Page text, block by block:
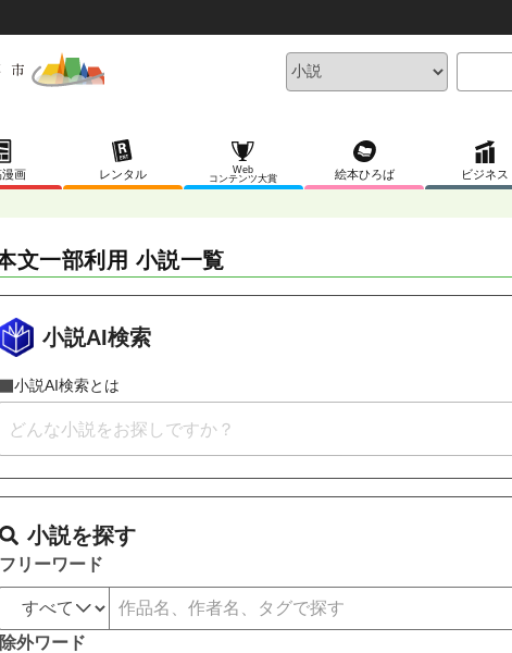
画 レンタル
Web
コンテンツ大賞
絵本ひろば ビジネス
文一部利用 小説一覧
小説AI検索
小説AI検索とは
小説を探す
フリーワード
除外ワード